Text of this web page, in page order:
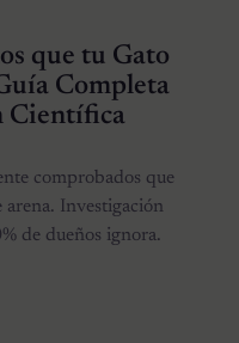
que tu Gato
Completa
Científica
comprobados que
arena. Investigación
de dueños ignora.